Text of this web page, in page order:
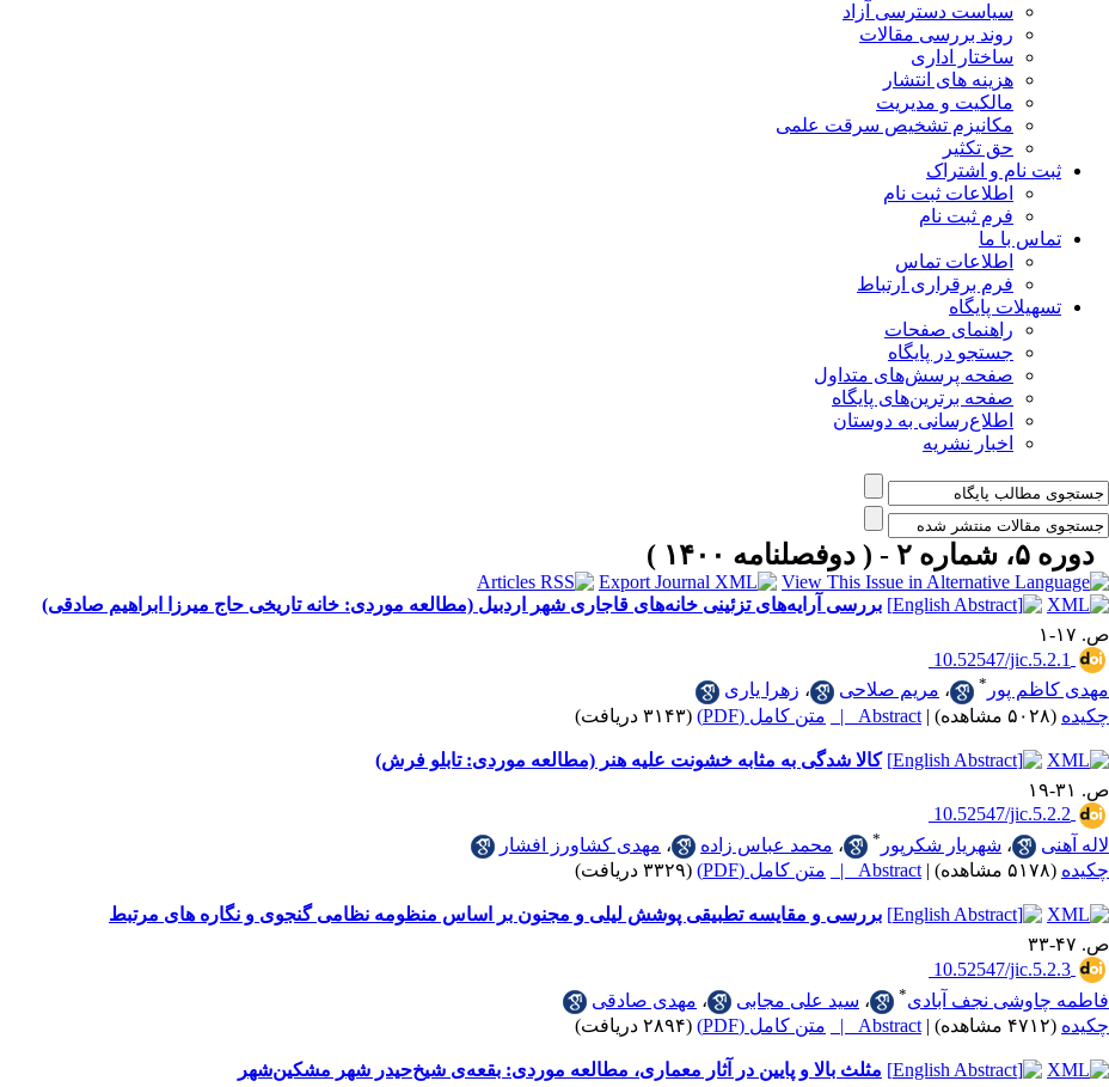
سیاست دسترسی آزاد
روند بررسی مقالات
ساختار اداری
هزینه های انتشار
مالکیت و مدیریت
ﻣﮑﺎﻧﯿﺰم ﺗﺸﺨﯿﺺ ﺳﺮﻗﺖ ﻋﻠﻤﯽ
حق تکثیر
ثبت نام و اشتراک
اطلاعات ثبت نام
فرم ثبت نام
تماس با ما
اطلاعات تماس
فرم برقراری ارتباط
تسهیلات پایگاه
راهنمای صفحات
جستجو در پایگاه
صفحه پرسش‌های متداول
صفحه برترین‌های پایگاه
اطلاع‌رسانی به دوستان
اخبار نشریه
دوره ۵، شماره ۲ - ( دوفصلنامه ۱۴۰۰ )
بررسی آرایه‌های تزئینی خانه‌های قاجاری شهر اردبیل (مطالعه موردی: خانه تاریخی حاج میرزا ابراهیم صادقی)
ص. ۱۷-۱
‎ 10.52547/jic.5.2.1
مهدی کاظم پور * ، مریم صلاحی ، زهرا یاری
چکیده (۵۰۲۸ مشاهده) |
Abstract | متن کامل (PDF) (۳۱۴۳ دریافت)
کالا شدگی به مثابه خشونت علیه هنر (مطالعه موردی: تابلو فرش)
ص. ۳۱-۱۹
‎ 10.52547/jic.5.2.2
لاله آهنی
، شهریار شکرپور * ، محمد عباس زاده ، مهدی کشاورز افشار
چکیده (۵۱۷۸ مشاهده) |
Abstract | متن کامل (PDF) (۳۳۲۹ دریافت)
بررسی و مقایسه تطبیقی پوشش لیلی و مجنون بر اساس منظومه نظامی گنجوی و نگاره های مرتبط
ص. ۴۷-۳۳
‎ 10.52547/jic.5.2.3
فاطمه چاوشی نجف آبادی* ، سید علی مجابی ، مهدی صادقی
چکیده (۴۷۱۲ مشاهده) |
Abstract | متن کامل (PDF) (۲۸۹۴ دریافت)
مثلث بالا و پایین در آثار معماری، مطالعه موردی: بقعه‌ی شیخ‌حیدر شهر مشکین‌شهر